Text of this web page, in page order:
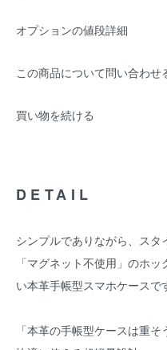
オプションの値段詳細
この商品について問い合わせ
買い物を続ける
DETAIL
シンプルでありながら、スタ
「マグネット不使用」のホ
い本革手帳型スマホケースで
「本革の手帳型ケースは重